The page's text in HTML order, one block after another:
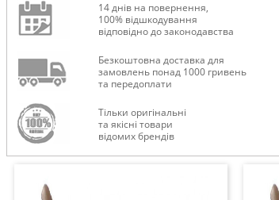
14 днів на повернення,
100% відшкодування
відповідно до законодавства
Безкоштовна доставка для
замовлень понад 1000 гривень
та передоплати
Тільки оригінальні
та якісні товари
відомих брендів